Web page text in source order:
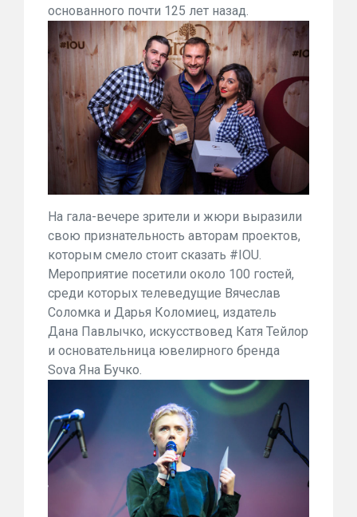
основанного почти 125 лет назад.
На гала-вечере зрители и жюри выразили
свою признательность авторам проектов,
которым смело стоит сказать #IOU.
Мероприятие посетили около 100 гостей,
среди которых телеведущие Вячеслав
Соломка и Дарья Коломиец, издатель
Дана Павлычко, искусствовед Катя Тейлор
и основательница ювелирного бренда
Sova Яна Бучко.